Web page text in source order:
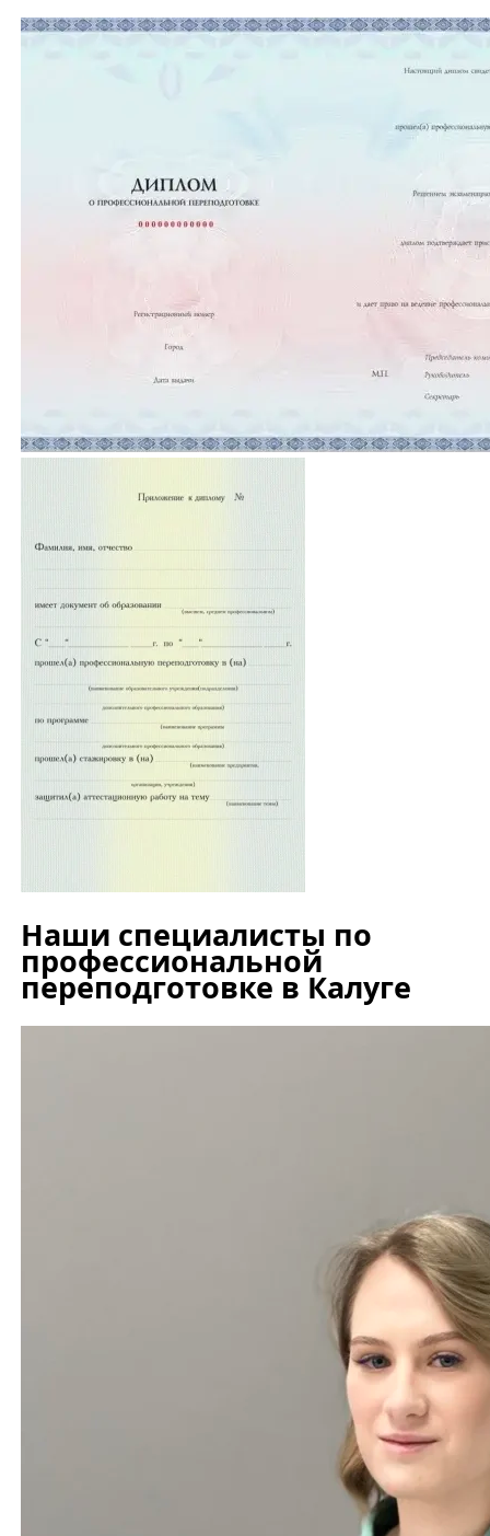
Наши специалисты по
профессиональной
переподготовке в Калуге